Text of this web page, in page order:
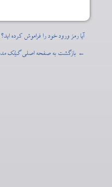
آیا رمز ورود خود را فراموش کرده اید؟
← بازگشت به صفحه اصلیگیلک